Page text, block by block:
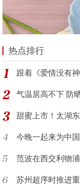
热点排行
跟着《爱情没有
气温居高不下 防
甜蜜上市！太湖
今晚一起来为中
范波在西交利物
苏州超序时推进